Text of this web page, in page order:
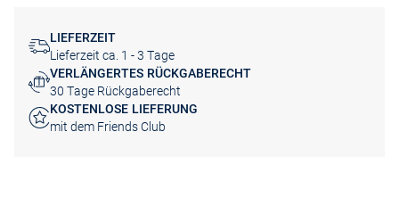
LIEFERZEIT
Lieferzeit ca. 1 - 3 Tage
VERLÄNGERTES RÜCKGABERECHT
30 Tage Rückgaberecht
KOSTENLOSE LIEFERUNG
mit dem Friends Club